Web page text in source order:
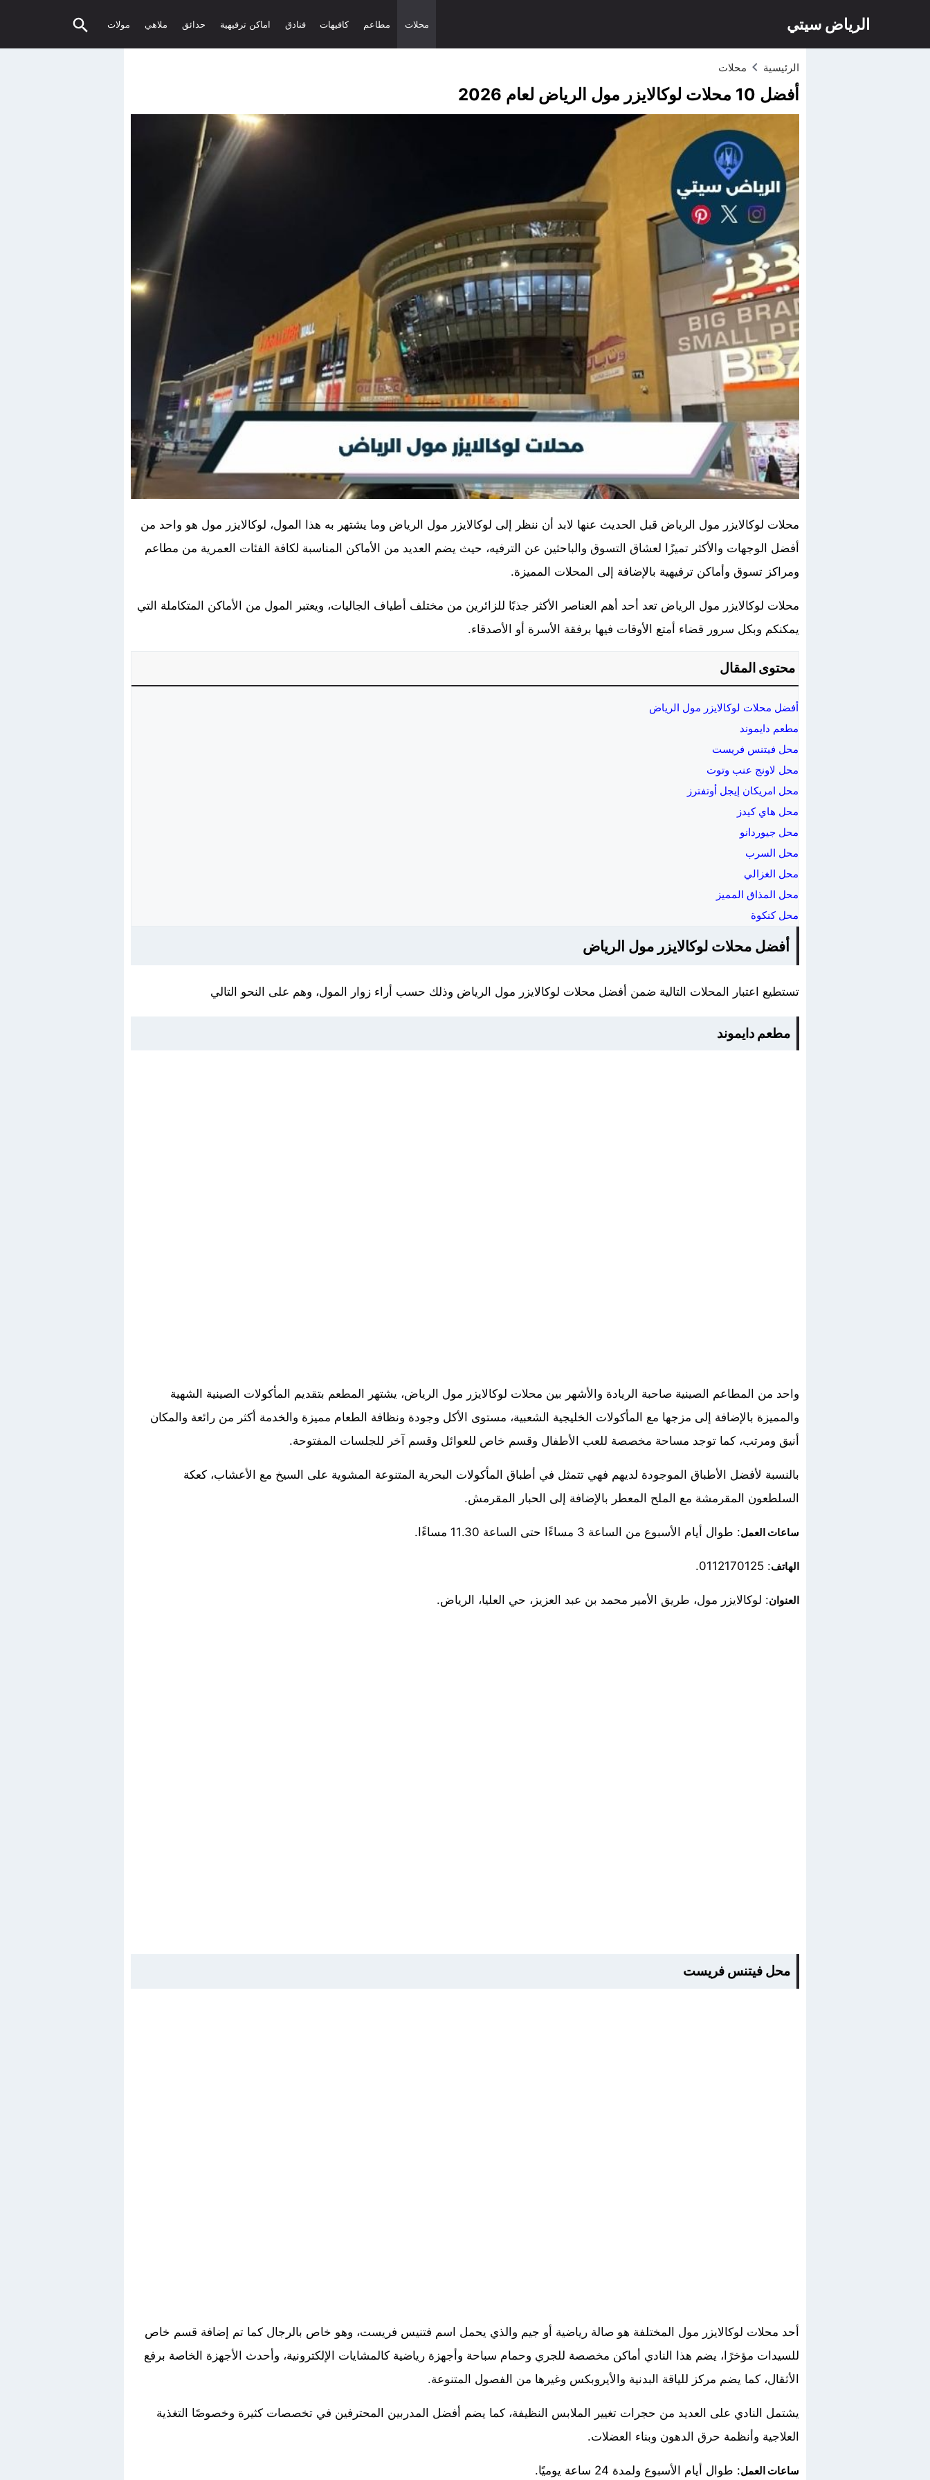
الرياض سيتي محلات مطاعم كافيهات فنادق اماكن ترفيهية حدائق ملاهي مولات
الرئيسية محلات
أفضل 10 محلات لوكالايزر مول الرياض لعام 2026
محلات لوكالايزر مول الرياض قبل الحديث عنها لابد أن ننظر إلى لوكالايزر مول الرياض وما يشتهر به هذا المول، لوكالايزر مول هو واحد من
أفضل الوجهات والأكثر تميزًا لعشاق التسوق والباحثين عن الترفيه، حيث يضم العديد من الأماكن المناسبة لكافة الفئات العمرية من مطاعم
ومراكز تسوق وأماكن ترفيهية بالإضافة إلى المحلات المميزة.
محلات لوكالايزر مول الرياض تعد أحد أهم العناصر الأكثر جذبًا للزائرين من مختلف أطياف الجاليات، ويعتبر المول من الأماكن المتكاملة التي
يمكنكم وبكل سرور قضاء أمتع الأوقات فيها برفقة الأسرة أو الأصدقاء.
محتوى المقال
أفضل محلات لوكالايزر مول الرياض
مطعم دايموند
محل فيتنس فريست
محل لاونج عنب وتوت
محل امريكان إيجل أوتفترز
محل هاي كيدز
محل جيوردانو
محل السرب
محل الغزالي
محل المذاق المميز
محل كنكوة
أفضل محلات لوكالايزر مول الرياض
تستطيع اعتبار المحلات التالية ضمن أفضل محلات لوكالايزر مول الرياض وذلك حسب أراء زوار المول، وهم على النحو التالي
مطعم دايموند
واحد من المطاعم الصينية صاحبة الريادة والأشهر بين محلات لوكالايزر مول الرياض، يشتهر المطعم بتقديم المأكولات الصينية الشهية
والمميزة بالإضافة إلى مزجها مع المأكولات الخليجية الشعبية، مستوى الأكل وجودة ونظافة الطعام مميزة والخدمة أكثر من رائعة والمكان
أنيق ومرتب، كما توجد مساحة مخصصة للعب الأطفال وقسم خاص للعوائل وقسم آخر للجلسات المفتوحة.
بالنسبة لأفضل الأطباق الموجودة لديهم فهي تتمثل في أطباق المأكولات البحرية المتنوعة المشوية على السيخ مع الأعشاب، كعكة
السلطعون المقرمشة مع الملح المعطر بالإضافة إلى الحبار المقرمش.
ساعات العمل: طوال أيام الأسبوع من الساعة 3 مساءًا حتى الساعة 11.30 مساءًا.
الهاتف: 0112170125.
العنوان: لوكالايزر مول، طريق الأمير محمد بن عبد العزيز، حي العليا، الرياض.
محل فيتنس فريست
أحد محلات لوكالايزر مول المختلفة هو صالة رياضية أو جيم والذي يحمل اسم فتنيس فريست، وهو خاص بالرجال كما تم إضافة قسم خاص
للسيدات مؤخرًا، يضم هذا النادي أماكن مخصصة للجري وحمام سباحة وأجهزة رياضية كالمشايات الإلكترونية، وأحدث الأجهزة الخاصة برفع
الأثقال، كما يضم مركز للياقة البدنية والأيروبكس وغيرها من الفصول المتنوعة.
يشتمل النادي على العديد من حجرات تغيير الملابس النظيفة، كما يضم أفضل المدربين المحترفين في تخصصات كثيرة وخصوصًا التغذية
العلاجية وأنظمة حرق الدهون وبناء العضلات.
ساعات العمل: طوال أيام الأسبوع ولمدة 24 ساعة يوميًا.